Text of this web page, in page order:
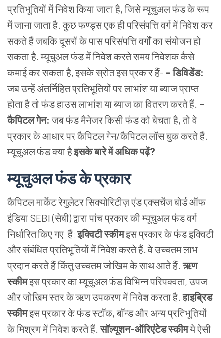
प्रतिभूतियों में निवेश किया जाता है, जिसे म्यूचुअल फंड के रूप
में जाना जाता है. कुछ फण्ड्स एक ही परिसंपत्ति वर्ग में निवेश कर
सकते हैं जबकि दूसरों के पास परिसंपत्ति वर्गों का संयोजन हो
सकता है. म्यूचुअल फंड में निवेश करते समय निवेशक कैसे
कमाई कर सकता है, इसके स्रोत इस प्रकार हैं- – डिविडेंड:
जब उन्हें अंतर्निहित प्रतिभूतियों पर लाभांश या ब्याज प्राप्त
होता है तो फंड हाउस लाभांशया ब्याज का वितरण करते हैं. –
कैपिटल गेन:जब फंड मैनेजर किसी फंड को बेचता है, तो वे
प्रकार के आधार पर कैपिटल गेन/कैपिटल लॉस बुक करते हैं.
म्यूचुअल फंड क्या हैइसके बारे में अधिक पढ़ें?
म्यूचुअलफंडकेप्रकार
कैपिटल मार्केटरेगुलेटर सिक्योरिटीज़ एंड एक्सचेंज बोर्ड ऑफ
इंडिया SEBI (सेबी) द्वारा पांच प्रकार की म्यूचुअल फंड वर्ग
निर्धारित किए गए हैं: इक्विटी स्कीमइस प्रकार के फंड इक्विटी
और संबंधित प्रतिभूतियों में निवेश करते हैं. वे उच्चतम लाभ
प्रदान करते हैं किंतु उच्चतम जोखिम के साथ आते हैं. ऋण
स्कीमइस प्रकार का म्यूचुअल फंड विभिन्न परिपक्वता, उपज
और जोखिम स्तर के ऋण उपकरण में निवेश करता है. हाइब्रिड
स्कीमइस प्रकार के फंड स्टॉक, बॉन्ड और अन्य प्रतिभूतियों
के मिश्रण में निवेश करते हैं. सॉल्यूशन-ऑरिएंटेड स्कीमये ऐसी